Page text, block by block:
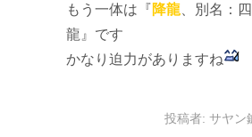
もう一体は『降龍 、別名：
龍』です
かなり迫力がありますね
投稿者: サヤン